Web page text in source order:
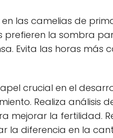
las camelias de
prefieren la sombra
Evita las horas más
crucial en el
Realiza análisis
mejorar la fertilidad.
la diferencia en la